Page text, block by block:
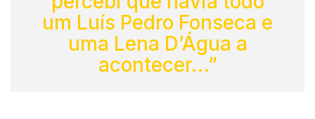
um Luís Pedro Fonseca e
uma Lena D’Água a
acontecer…”